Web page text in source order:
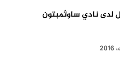
لدى نادي ساوثمبتون